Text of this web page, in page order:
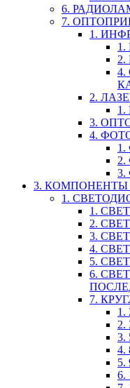
6.
7.
1.
2.
3.
4.
3.
1.
1.
2.
3.
4.
5.
6.
7.
6.